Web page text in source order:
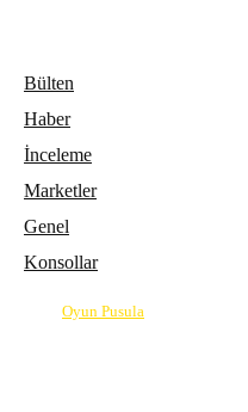
Bülten
Haber
İnceleme
Marketler
Genel
Konsollar
Oyun Pusula